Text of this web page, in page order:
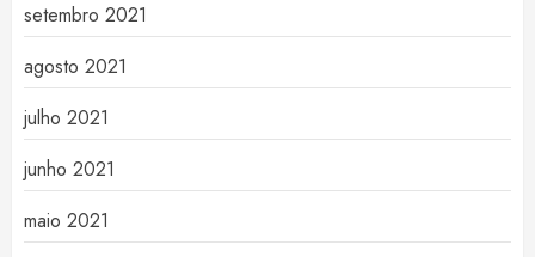
setembro 2021
agosto 2021
julho 2021
junho 2021
maio 2021